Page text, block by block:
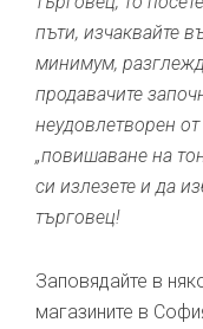
пъти, изчаквайте
минимум,
продавачите
неудовлетворен от
„повишаване на
си излезете и да
търговец!
Заповядайте в
магазините в